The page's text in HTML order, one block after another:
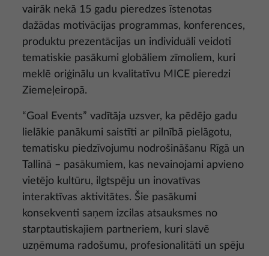
vairāk nekā 15 gadu pieredzes īstenotas
dažādas motivācijas programmas, konferences,
produktu prezentācijas un individuāli veidoti
tematiskie pasākumi globāliem zīmoliem, kuri
meklē oriģinālu un kvalitatīvu MICE pieredzi
Ziemeļeiropā.
“Goal Events” vadītāja uzsver, ka pēdējo gadu
lielākie panākumi saistīti ar pilnībā pielāgotu,
tematisku piedzīvojumu nodrošināšanu Rīgā un
Tallinā – pasākumiem, kas nevainojami apvieno
vietējo kultūru, ilgtspēju un inovatīvas
interaktīvas aktivitātes. Šie pasākumi
konsekventi saņem izcilas atsauksmes no
starptautiskajiem partneriem, kuri slavē
uzņēmuma radošumu, profesionalitāti un spēju